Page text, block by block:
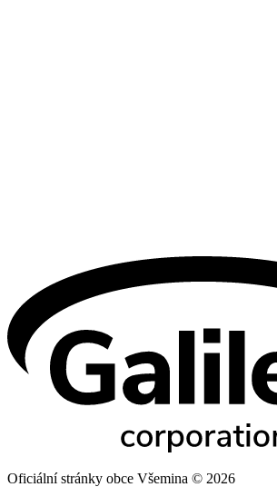
Oficiální stránky obce Všemina © 2026